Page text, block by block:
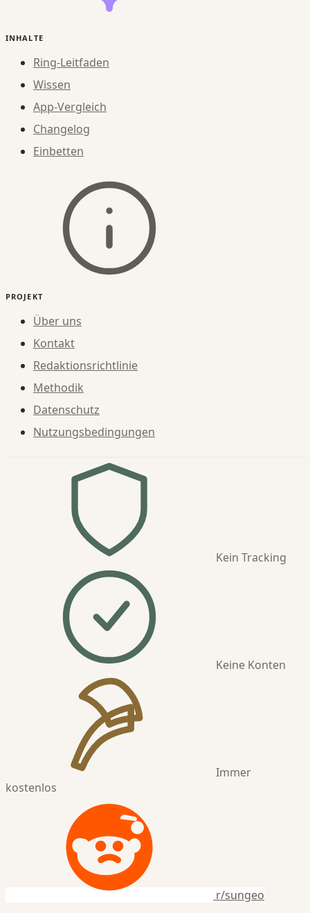
INHALTE
Ring-Leitfaden
Wissen
App-Vergleich
Changelog
Einbetten
PROJEKT
Über uns
Kontakt
Redaktionsrichtlinie
Methodik
Datenschutz
Nutzungsbedingungen
Kein Tracking
Keine Konten
Immer
kostenlos
r/sungeo